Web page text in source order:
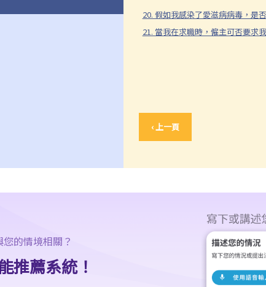
20. 假如我感染了愛滋病病毒，是
21. 當我在求職時，僱主可否要求
‹ 上一頁
能是甚麼?
求職或購買貨品（或服務）
求職者或顧客，是否違法？
是否監管到在所有環境或場
的情境相關？
推薦系統！